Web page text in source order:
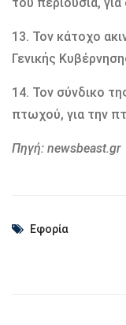
του περιουσία,
13. Τον κάτοχο
Γενικής
14. Τον σύνδικο
πτωχού, για την
Πηγή: newsbeast.gr
Εφορία